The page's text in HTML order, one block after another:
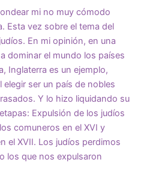
mi no muy cómodo
Esta vez sobre el tema del
En mi opinión, en una
dominar el mundo los países
Inglaterra es un ejemplo,
elegir ser un país de nobles
Y lo hizo liquidando su
Expulsión de los judíos
comuneros en el XVI y
el XVII. Los judíos perdimos
los que nos expulsaron